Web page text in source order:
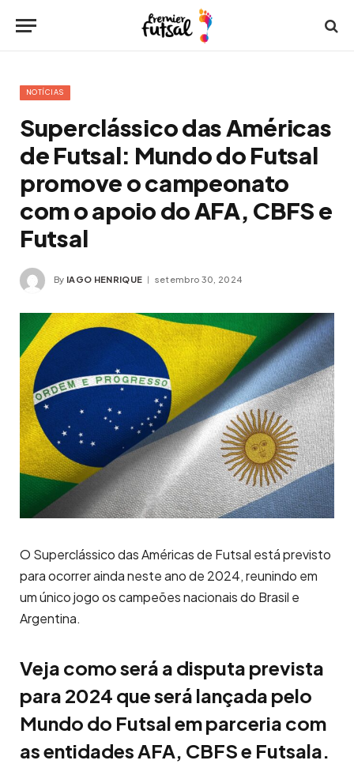
NOTÍCIAS
Superclássico das Américas
de Futsal: Mundo do Futsal
promove o campeonato
com o apoio do AFA, CBFS e
Futsal
By IAGO HENRIQUE setembro 30, 2024
O Superclássico das Américas de Futsal está previsto
para ocorrer ainda neste ano de 2024, reunindo em
um único jogo os campeões nacionais do Brasil e
Argentina.
Veja como será a disputa prevista
para 2024 que será lançada pelo
Mundo do Futsal em parceria com
as entidades AFA, CBFS e Futsala.